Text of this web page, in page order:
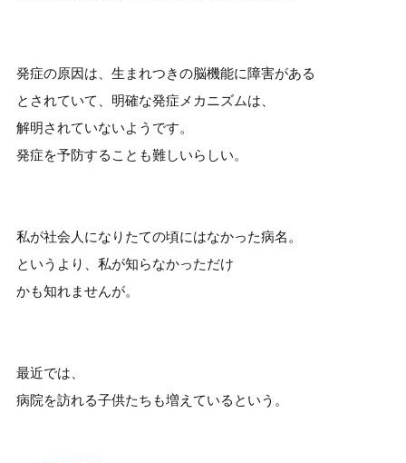
発症の原因は、生まれつきの脳機能に障害がある
とされていて、明確な発症メカニズムは、
解明されていないようです。
発症を予防することも難しいらしい。
私が社会人になりたての頃にはなかった病名。
というより、私が知らなかっただけ
かも知れませんが。
最近では、
病院を訪れる子供たちも増えているという。